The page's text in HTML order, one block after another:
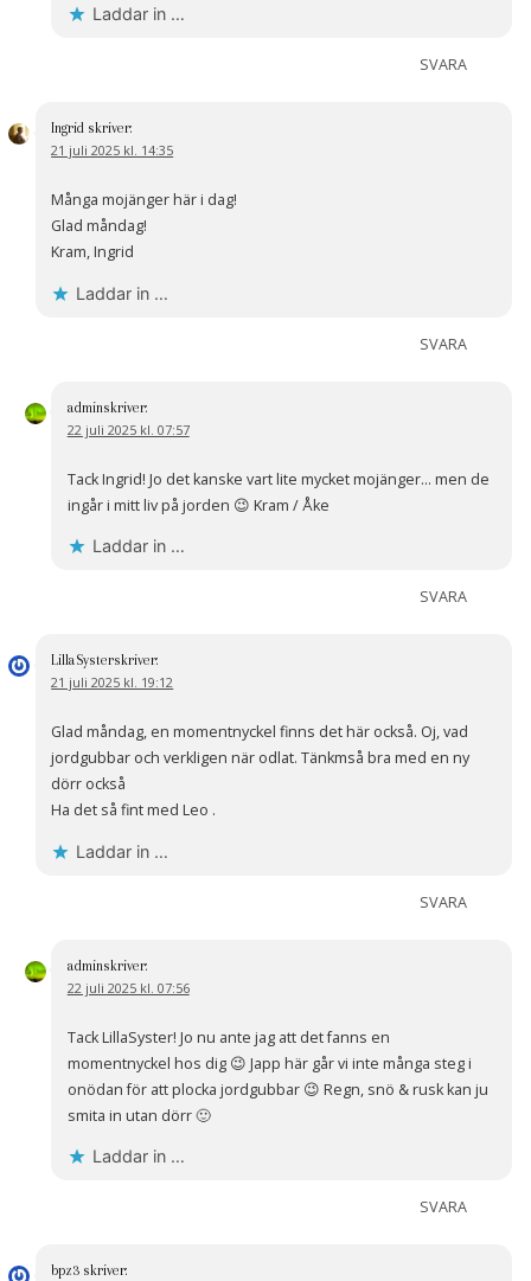
Laddar in …
SVARA
Ingrid skriver:
21 juli 2025 kl. 14:35
Många mojänger här i dag!
Glad måndag!
Kram, Ingrid
Laddar in …
SVARA
adminskriver:
22 juli 2025 kl. 07:57
Tack Ingrid! Jo det kanske vart lite mycket mojänger… men de
ingår i mitt liv på jorden 😉 Kram / Åke
Laddar in …
SVARA
LillaSysterskriver:
21 juli 2025 kl. 19:12
Glad måndag, en momentnyckel finns det här också. Oj, vad
jordgubbar och verkligen när odlat. Tänkmså bra med en ny
dörr också
Ha det så fint med Leo .
Laddar in …
SVARA
adminskriver:
22 juli 2025 kl. 07:56
Tack LillaSyster! Jo nu ante jag att det fanns en
momentnyckel hos dig 😉 Japp här går vi inte många steg i
onödan för att plocka jordgubbar 😉 Regn, snö & rusk kan ju
smita in utan dörr 🙂
Laddar in …
SVARA
bpz3 skriver: